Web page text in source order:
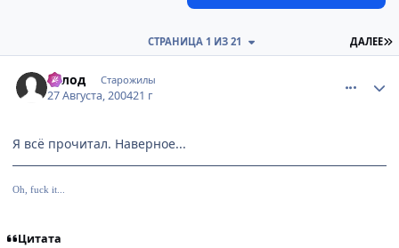
ДАЛЕЕ
СТРАНИЦА 1 ИЗ 21
Голод Старожилы
27 Августа, 200421 г
Я всё прочитал. Наверное...
Oh, fuck it...
Цитата